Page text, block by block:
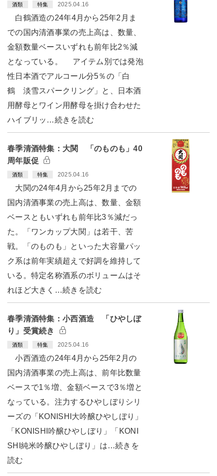
酒類 特集 2025.04.16
白鶴酒造の24年4月から25年2月ま
での国内清酒事業の売上高は、数量、
金額数量ベースいずれも前年比2％減
となっている。 アイテム別では発泡
性日本酒でアルコール分5％の「白
鶴 淡雪スパークリング」と、日本酒
用酵母とワイン用酵母を掛け合わせた
ハイブリッ…続きを読む
春季清酒特集：大関 「のものも」40
周年販促
酒類 特集 2025.04.16
大関の24年4月から25年2月までの
国内清酒事業の売上高は、数量、金額
ベースともいずれも前年比3％減だっ
た。「ワンカップ大関」は若干、苦
戦。「のものも」といった大容量パッ
ク系は前年実績超えで好調を維持して
いる。特定名称酒系のボリュームはそ
れほど大きく…続きを読む
春季清酒特集：小西酒造 「ひやしぼ
り」受賞続き
酒類 特集 2025.04.16
小西酒造の24年4月から25年2月の
国内清酒事業の売上高は、前年比数量
ベースで1％増、金額ベースで3％増と
なっている。注力するひやしぼりシリ
ーズの「KONISHI大吟醸ひやしぼり」
「KONISHI吟醸ひやしぼり」「KONI
SHI純米吟醸ひやしぼり」は…続きを
読む